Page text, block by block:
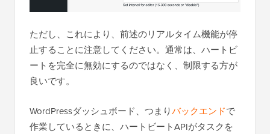
ただし、これにより、前述のリアルタイム機能が停
止することに注意してください。通常は、ハートビ
ートを完全に無効にするのではなく、制限する方が
良いです。
WordPressダッシュボード、つまりバックエンドで
作業しているときに、ハートビートAPIがタスクを